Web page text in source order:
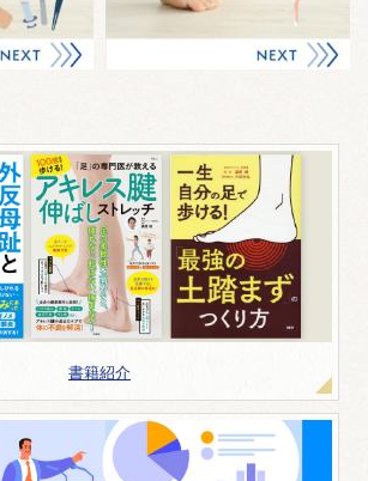
書籍紹介